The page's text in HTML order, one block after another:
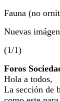
Fauna (no
Nuevas
(1/1)
Foros
Hola a todos,
La sección de